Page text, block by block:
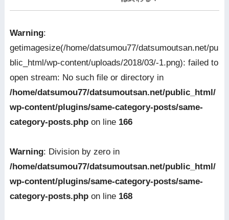
Warning:
getimagesize(/home/datsumou77/datsumoutsan.net/pu
blic_html/wp-content/uploads/2018/03/-1.png): failed to
open stream: No such file or directory in
/home/datsumou77/datsumoutsan.net/public_html/
wp-content/plugins/same-category-posts/same-
category-posts.phpon line 166
Warning: Division by zero in
/home/datsumou77/datsumoutsan.net/public_html/
wp-content/plugins/same-category-posts/same-
category-posts.phpon line 168